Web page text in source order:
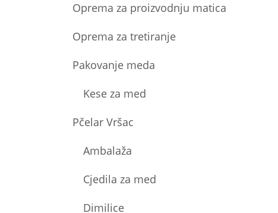
Oprema za proizvodnju matica
Oprema za tretiranje
Pakovanje meda
Kese za med
Pčelar Vršac
Ambalaža
Cjedila za med
Dimilice